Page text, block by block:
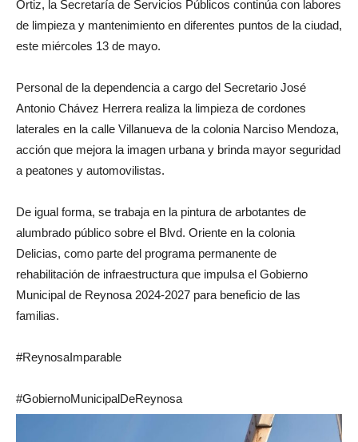
Ortiz, la Secretaría de Servicios Públicos continúa con labores
de limpieza y mantenimiento en diferentes puntos de la ciudad,
este miércoles 13 de mayo.
Personal de la dependencia a cargo del Secretario José
Antonio Chávez Herrera realiza la limpieza de cordones
laterales en la calle Villanueva de la colonia Narciso Mendoza,
acción que mejora la imagen urbana y brinda mayor seguridad
a peatones y automovilistas.
De igual forma, se trabaja en la pintura de arbotantes de
alumbrado público sobre el Blvd. Oriente en la colonia
Delicias, como parte del programa permanente de
rehabilitación de infraestructura que impulsa el Gobierno
Municipal de Reynosa 2024-2027 para beneficio de las
familias.
#ReynosaImparable
#GobiernoMunicipalDeReynosa